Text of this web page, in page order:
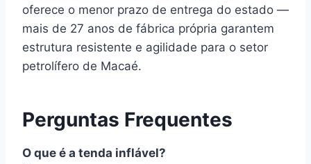
oferece o menor prazo de entrega do estado —
mais de 27 anos de fábrica própria garantem
estrutura resistente e agilidade para o setor
petrolífero de Macaé.
Perguntas Frequentes
O que é a tenda inflável?